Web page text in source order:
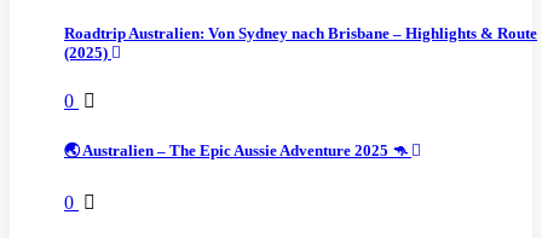
Roadtrip Australien: Von Sydney nach Brisbane – Highlights & Route
(2025)
0
🌏 Australien – The Epic Aussie Adventure 2025 🦘
0